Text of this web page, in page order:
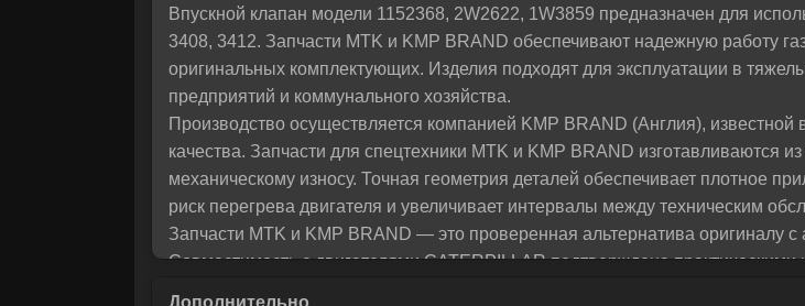
поможем разобраться и предложим
Впускной клапан модели 1152368, 2W2622, 1W3859 предназначен для
3408, 3412. Запчасти MTK и KMP BRAND обеспечивают надежную работу
оригинальных комплектующих. Изделия подходят для эксплуатации в
предприятий и коммунального хозяйства.
Производство осуществляется компанией KMP BRAND (Англия),
качества. Запчасти для спецтехники MTK и KMP BRAND изготавливаются
механическому износу. Точная геометрия деталей обеспечивает плотное
риск перегрева двигателя и увеличивает интервалы между техническим
Запчасти MTK и KMP BRAND — это проверенная альтернатива оригиналу
Совместимость с двигателями CATERPILLAR подтверждена